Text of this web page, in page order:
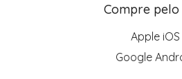
Compre pelo
Apple iOS
Google